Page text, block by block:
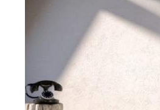
granulés au mode
automatique de la
l’air primaire, secondaire
autonettoyant-